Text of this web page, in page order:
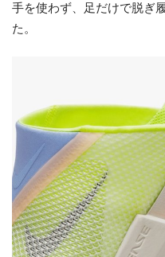
手を使わず、足だけで脱ぎ
た。